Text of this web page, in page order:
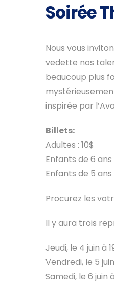
Soirée
Nous vous
vedette nos
beaucoup plus
inspirée par
Billets:
Adultes : 10$
Enfants de 6
Enfants de 5
Procurez les
Il y aura trois
Jeudi, le 4 juin à
Vendredi, le 5
Samedi, le 6 juin